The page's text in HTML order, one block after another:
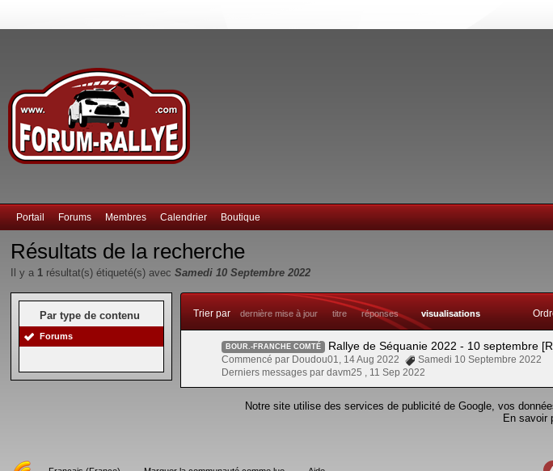
Portail Forums Membres Calendrier Boutique
Résultats de la recherche
Il y a 1 résultat(s) étiqueté(s) avecSamedi 10 Septembre 2022
Par type de contenu
Forums
Trier par dernière mise à jour titre réponses visualisations
BOUR.-FRANCHE COMTÉ Rallye de Séquanie 2022 - 10 septembre
Commencé par Doudou01, 14 Aug 2022
Samedi 10 Septembre 2022
Derniers messages par davm25 , 11 Sep 2022
Notre site utilise des services de publicité de Google, vos
En savoir